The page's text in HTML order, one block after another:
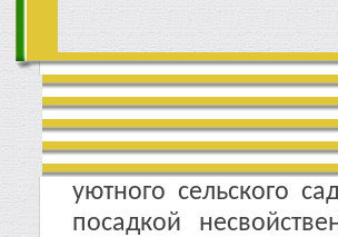
уютного сельского
посадкой